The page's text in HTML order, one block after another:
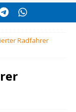
Radfahrer